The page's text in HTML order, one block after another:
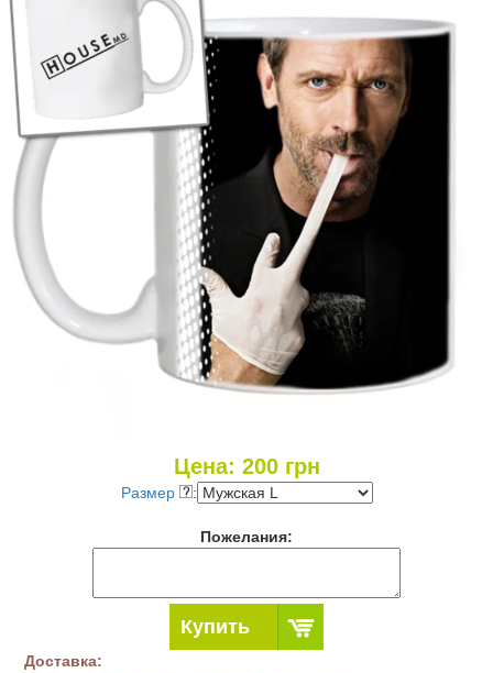
Цена: 200грн
Размер :
Пожелания:
Купить
Доставка: